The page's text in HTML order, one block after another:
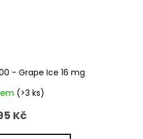
- Grape Ice 16 mg
(>3 ks)
Kč